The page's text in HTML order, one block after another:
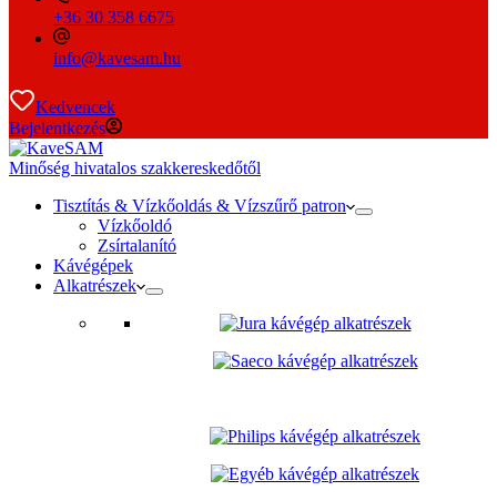
+36 30 358 6675
info@kavesam.hu
Kedvencek
Bejelentkezés
Minőség hivatalos szakkereskedőtől
Tisztítás & Vízkőoldás & Vízszűrő patron
Vízkőoldó
Zsírtalanító
Kávégépek
Alkatrészek